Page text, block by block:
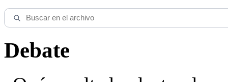
Debate